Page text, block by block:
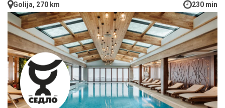
Golija, 270 km 230 min